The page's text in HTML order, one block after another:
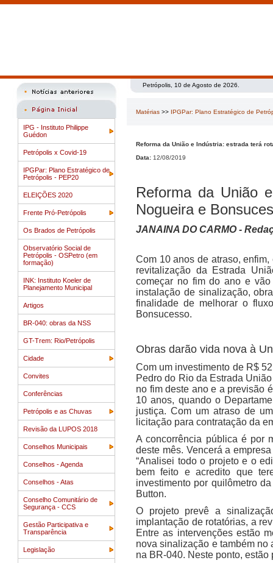
IPG - Instituto Philippe
Guédon
Petrópolis x Covid-19
IPGPar: Plano Estratégico de
Petrópolis - PEP20
ELEIÇÕES 2020
Frente Pró-Petrópolis
Os Brados de Petrópolis
Observatório Social de
Petrópolis - OSPetro (em
formação)
INK: Instituto Koeler de
Planejamento Municipal
Artigos
BR-040: obras da NSS
GT-Trem: Rio/Petrópolis
Cidade
Convites
Conferências
Petrópolis e as Chuvas
Revisão da LUPOS 2018
Conselhos Municipais
Conselhos - Agenda
Conselhos - Atas
Conselho Comunitário de
Segurança - CCS
Gestão Participativa e
Transparência
Legislação
Petrópolis, 10 de Agosto de 2026.
Matérias >> IPGPar: Plano Estratégico de
Reforma da União e Indústria: estrada terá
Data: 12/08/2019
Reforma da União
Nogueira e
JANAINA DO CARMO -
Com 10 anos de atraso,
revitalização da Estrada
começar no fim do ano e
instalação de sinalização,
finalidade de melhorar o
Bonsucesso.
Obras darão vida nova à
Com um investimento de R$
Pedro do Rio da Estrada
no fim deste ano e a previsão
10 anos, quando o
justiça. Com um atraso de
licitação para contratação da
A concorrência pública é por
deste mês. Vencerá a
“Analisei todo o projeto e o
bem feito e acredito que
investimento por quilômetro
Button.
O projeto prevê a
implantação de rotatórias, a
Entre as intervenções estão
nova sinalização e também
na BR-040. Neste ponto,